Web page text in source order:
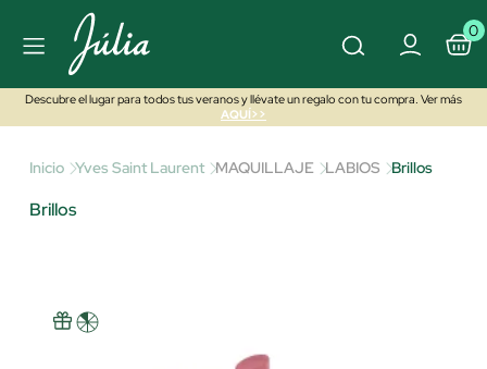
0
Descubre el lugar para todos tus veranos y llévate un regalo con tu compra. Ver más
AQUÍ>>
Inicio Yves Saint Laurent MAQUILLAJE LABIOS Brillos
Brillos